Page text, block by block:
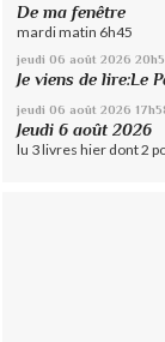
De ma fenêtre
mardi matin 6h45
jeudi 06 août 2026
Je viens de lire:Le
jeudi 06 août 2026
Jeudi 6 août 2026
lu 3 livres hier dont 2